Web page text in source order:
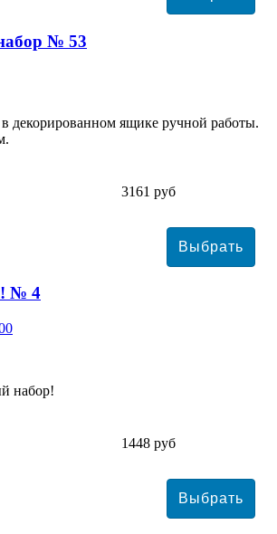
№ 53
декорированном ящике ручной работы.
3161 руб
№ 4
набор!
1448 руб